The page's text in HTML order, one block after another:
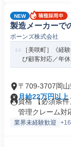
NEW
製造メーカーで
ボーンズ株式会社
［美咲町］《経
び顧客対応／年
〒709-3707岡
月給22万円以上
資格 【必須条
管理クレーム対
業界未経験歓迎